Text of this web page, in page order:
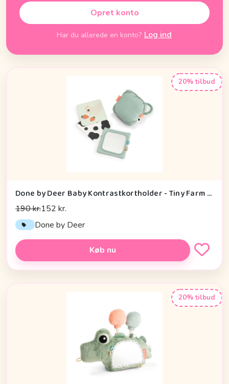
Opret konto
Har du allerede en konto? Log ind
20% tilbud
Done by Deer Baby Kontrastkortholder - Tiny Farm - Grøn
190 kr.152 kr.
Done by Deer
Køb nu
20% tilbud